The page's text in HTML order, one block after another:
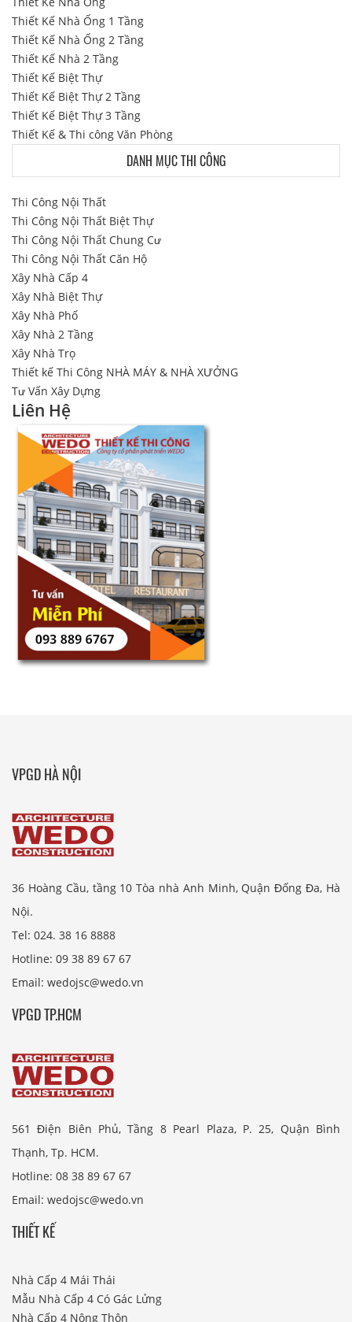
Thiết Kế Nhà Ống 1 Tầng
Thiết Kế Nhà Ống 2 Tầng
Thiết Kế Nhà 2 Tầng
Thiết Kế Biệt Thự
Thiết Kế Biệt Thự 2 Tầng
Thiết Kế Biệt Thự 3 Tầng
Thiết Kế & Thi công Văn Phòng
DANH MỤC THI CÔNG
Thi Công Nội Thất
Thi Công Nội Thất Biệt Thự
Thi Công Nội Thất Chung Cư
Thi Công Nội Thất Căn Hộ
Xây Nhà Cấp 4
Xây Nhà Biệt Thự
Xây Nhà Phố
Xây Nhà 2 Tầng
Xây Nhà Trọ
Thiết kế Thi Công NHÀ MÁY & NHÀ XƯỞNG
Tư Vấn Xây Dựng
Liên Hệ
VPGD HÀ NỘI
36 Hoàng Cầu, tầng 10 Tòa nhà Anh Minh, Quận Đống Đa, Hà
Nội.
Tel: 024. 38 16 8888
Hotline: 09 38 89 67 67
Email: wedojsc@wedo.vn
VPGD TP.HCM
561 Điện Biên Phủ, Tầng 8 Pearl Plaza, P. 25, Quận Bình
Thạnh, Tp. HCM.
Hotline: 08 38 89 67 67
Email: wedojsc@wedo.vn
THIẾT KẾ
Nhà Cấp 4 Mái Thái
Mẫu Nhà Cấp 4 Có Gác Lửng
Nhà Cấp 4 Nông Thôn